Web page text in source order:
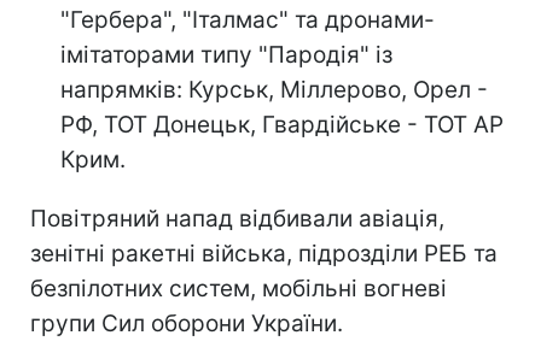
"Гербера", "Італмас" та дронами-
імітаторами типу "Пародія" із
напрямків: Курськ, Міллерово, Орел -
РФ, ТОТ Донецьк, Гвардійське - ТОТ АР
Крим.
Повітряний напад відбивали авіація,
зенітні ракетні війська, підрозділи РЕБ та
безпілотних систем, мобільні вогневі
групи Сил оборони України.